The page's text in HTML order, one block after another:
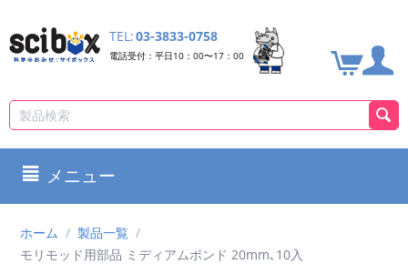
TEL:03-3833-0758
電話受付：平日10：00〜17：00
メニュー
ホーム / 製品一覧 /
モリモッド用部品 ミディアムボンド 20mm､10入